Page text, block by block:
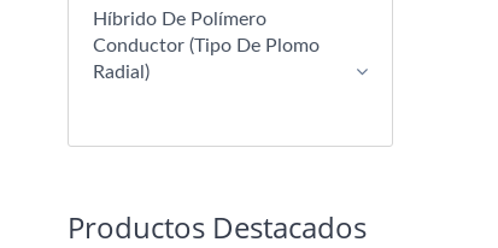
Híbrido De Polímero
Conductor (tipo De Plomo
Radial)
Productos Destacados